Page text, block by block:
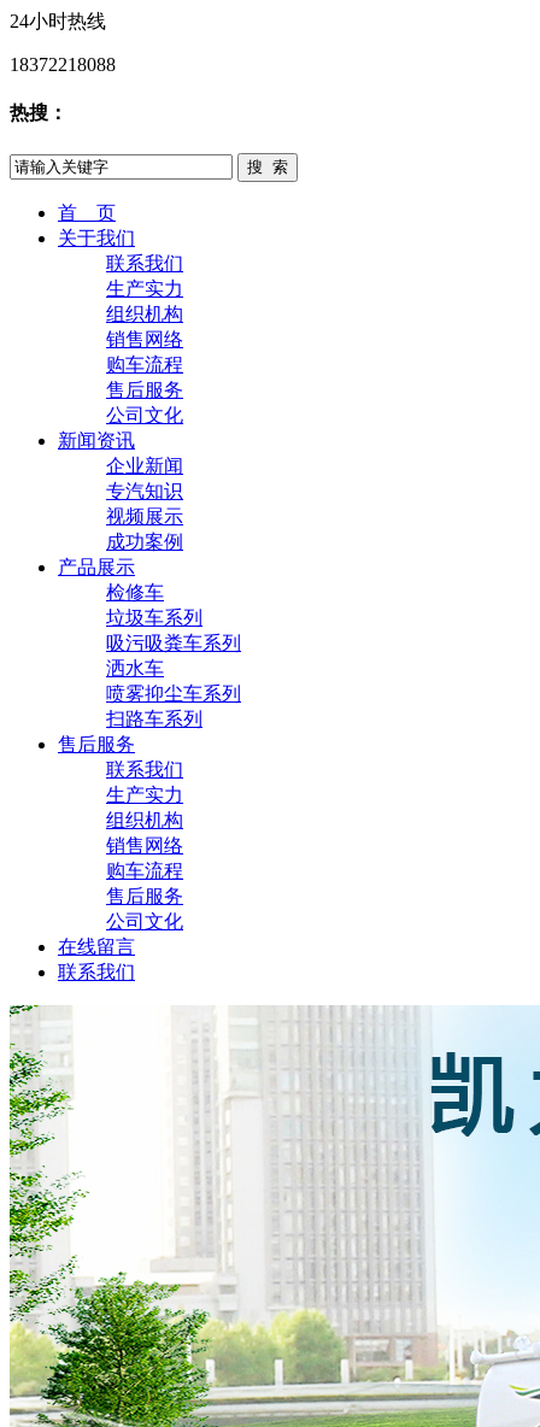
24小时热线
18372218088
热搜：
首 页
关于我们
联系我们
生产实力
组织机构
销售网络
购车流程
售后服务
公司文化
新闻资讯
企业新闻
专汽知识
视频展示
成功案例
产品展示
检修车
垃圾车系列
吸污吸粪车系列
洒水车
喷雾抑尘车系列
扫路车系列
售后服务
联系我们
生产实力
组织机构
销售网络
购车流程
售后服务
公司文化
在线留言
联系我们